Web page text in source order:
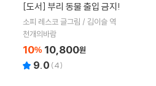
[도서] 부리 동물 출입 금지!
소피 레스코 글그림 / 김이슬 역
천개의바람
10% 10,800원
9.0 (4)